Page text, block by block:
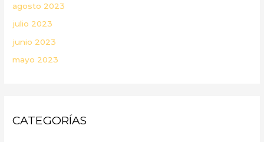
agosto 2023
julio 2023
junio 2023
mayo 2023
CATEGORÍAS